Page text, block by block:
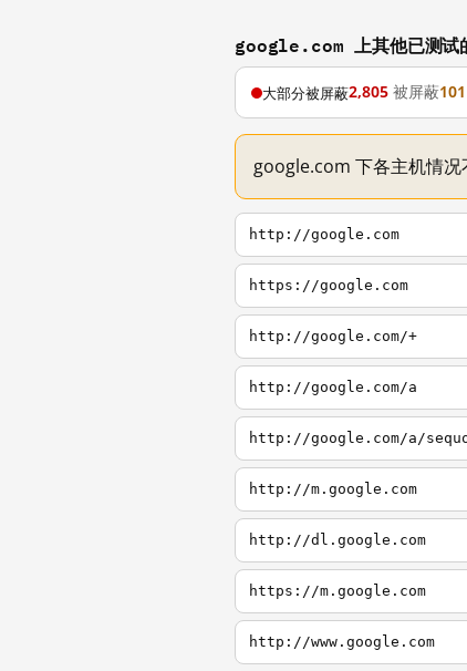
google.com 上其他已测试
大部分被屏蔽2,805 被屏蔽101
google.com 下各主机情况
http://google.com
https://google.com
http://google.com/+
http://google.com/a
http://google.com/a/
http://m.google.com
http://dl.google.com
https://m.google.com
http://www.google.com